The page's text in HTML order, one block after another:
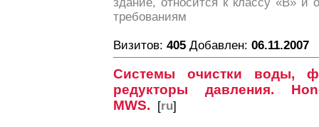
требованиям
Визитов: 405 Добавлен: 06.11.2007
Системы очистки воды,
редукторы давления.
MWS. [ru]